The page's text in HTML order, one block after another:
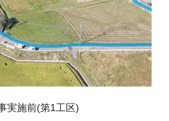
実施前(第1工区)